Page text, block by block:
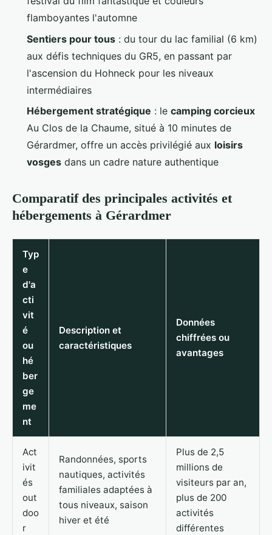
flamboyantes l'automne
Sentiers pour tous : du tour du lac familial (6 km)
aux défis techniques du GR5, en passant par
l'ascension du Hohneck pour les niveaux
intermédiaires
Hébergement stratégique : le camping corcieux
Au Clos de la Chaume, situé à 10 minutes de
Gérardmer, offre un accès privilégié aux loisirs
vosges dans un cadre nature authentique
Comparatif des principales activités et
hébergements à Gérardmer
Typ
e
d'a
cti
vit
é
ou
hé
ber
ge
me
nt
Description et
caractéristiques
Données
chiffrées ou
avantages
Act
ivit
és
out
doo
r
Randonnées, sports
nautiques, activités
familiales adaptées à
tous niveaux, saison
hiver et été
Plus de 2,5
millions de
visiteurs par an,
plus de 200
activités
différentes